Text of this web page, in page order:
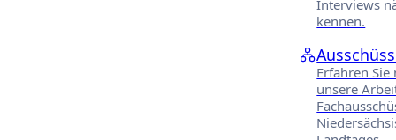
Interviews
kennen.
Erfahren Sie
unsere